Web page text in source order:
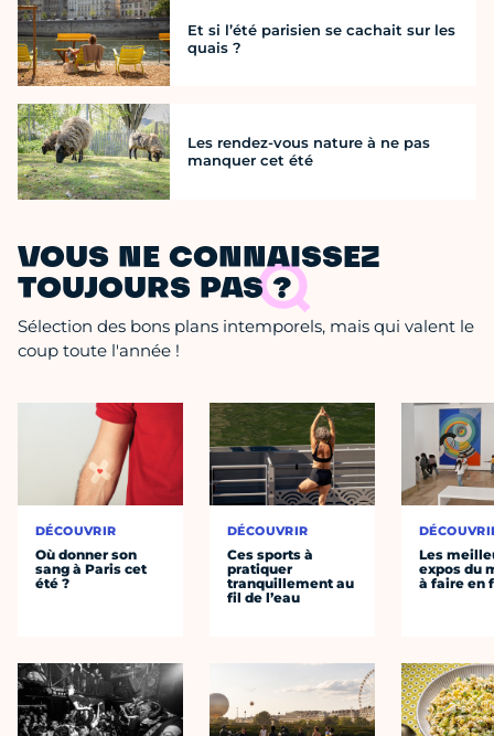
Et si l’été parisien se cachait sur les
quais ?
Les rendez-vous nature à ne pas
manquer cet été
VOUS NE CONNAISSEZ
TOUJOURS PAS ?
Sélection des bons plans intemporels, mais qui valent le
coup toute l'année !
DÉCOUVRIR
Où donner son
sang à Paris cet
été ?
DÉCOUVRIR
Ces sports à
pratiquer
tranquillement au
fil de l’eau
Les
expos du
à faire en